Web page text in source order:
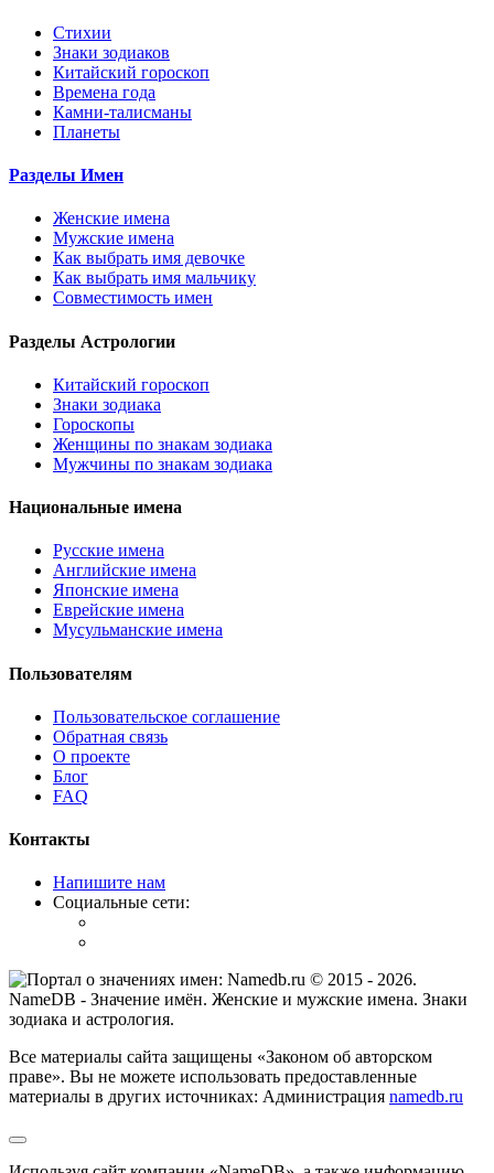
Стихии
Знаки зодиаков
Китайский гороскоп
Времена года
Камни-талисманы
Планеты
Разделы Имен
Женские имена
Мужские имена
Как выбрать имя девочке
Как выбрать имя мальчику
Совместимость имен
Разделы Астрологии
Китайский гороскоп
Знаки зодиака
Гороскопы
Женщины по знакам зодиака
Мужчины по знакам зодиака
Национальные имена
Русские имена
Английские имена
Японские имена
Еврейские имена
Мусульманские имена
Пользователям
Пользовательское соглашение
Обратная связь
О проекте
Блог
FAQ
Контакты
Напишите нам
Социальные сети:
© 2015 - 2026.
NameDB - Значение имён. Женские и мужские имена. Знаки
зодиака и астрология.
Все материалы сайта защищены «Законом об авторском
праве». Вы не можете использовать предоставленные
материалы в других источниках: Администрация namedb.ru